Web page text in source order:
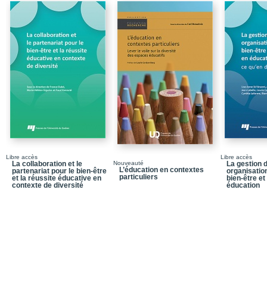
Bibliographie
Chapitre 1 - Les
quelques
méthodologiques
Bibliographie
Chapitre 2 - L’écriture
réflexifs : vers des
Résumé
Conclusion
Annexe 1 -
Libre accès
La collaboration et le
partenariat pour le bien-être
et la réussite éducative en
contexte de diversité
Nouveauté
L’éducation en contextes
particuliers
Libre accès
La gestion
bien-être
éducation